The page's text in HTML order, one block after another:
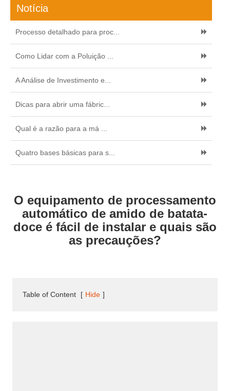
Notícia
Processo detalhado para proc...
Como Lidar com a Poluição ...
A Análise de Investimento e...
Dicas para abrir uma fábric...
Qual é a razão para a má ...
Quatro bases básicas para s...
O equipamento de processamento
automático de amido de batata-
doce é fácil de instalar e quais são
as precauções?
Table of Content [ Hide ]